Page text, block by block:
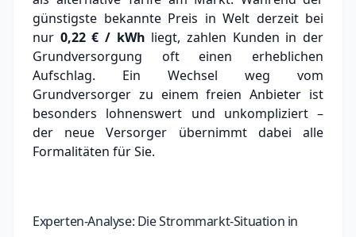
günstigste bekannte Preis in Welt derzeit bei
nur 0,22 € / kWh liegt, zahlen Kunden in der
Grundversorgung oft einen erheblichen
Aufschlag. Ein Wechsel weg vom
Grundversorger zu einem freien Anbieter ist
besonders lohnenswert und unkompliziert –
der neue Versorger übernimmt dabei alle
Formalitäten für Sie.
Experten-Analyse: Die Strommarkt-Situation in